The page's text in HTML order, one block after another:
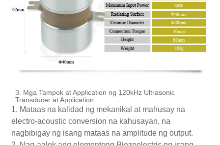
3. Mga Tampok at Application ng 120kHz Ultrasonic
Transducer at Application
1. Mataas na kalidad ng mekanikal at mahusay na
electro-acoustic conversion na kahusayan, na
nagbibigay ng isang mataas na amplitude ng output.